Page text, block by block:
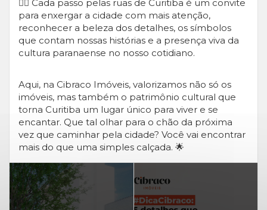
👉🏻 Cada passo pelas ruas de Curitiba é um convite
para enxergar a cidade com mais atenção,
reconhecer a beleza dos detalhes, os símbolos
que contam nossas histórias e a presença viva da
cultura paranaense no nosso cotidiano.
Aqui, na Cibraco Imóveis, valorizamos não só os
imóveis, mas também o patrimônio cultural que
torna Curitiba um lugar único para viver e se
encantar. Que tal olhar para o chão da próxima
vez que caminhar pela cidade? Você vai encontrar
mais do que uma simples calçada. 🌟